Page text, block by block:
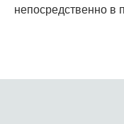
непосредственно в